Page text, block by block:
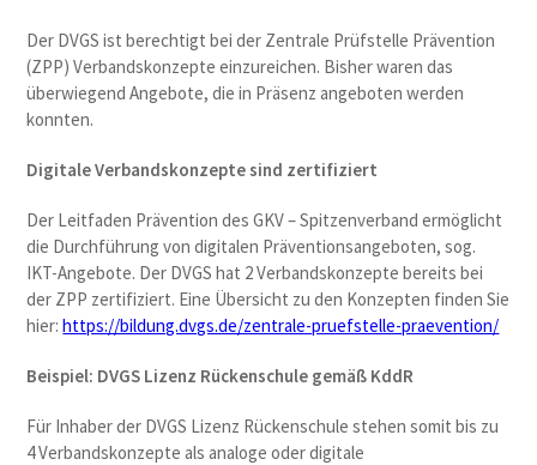
Der DVGS ist berechtigt bei der Zentrale Prüfstelle Prävention
(ZPP) Verbandskonzepte einzureichen. Bisher waren das
überwiegend Angebote, die in Präsenz angeboten werden
konnten.
Digitale Verbandskonzepte sind zertifiziert
Der Leitfaden Prävention des GKV – Spitzenverband ermöglicht
die Durchführung von digitalen Präventionsangeboten, sog.
IKT-Angebote. Der DVGS hat 2 Verbandskonzepte bereits bei
der ZPP zertifiziert. Eine Übersicht zu den Konzepten finden Sie
hier:https://bildung.dvgs.de/zentrale-pruefstelle-praevention/
Beispiel: DVGS Lizenz Rückenschule gemäß KddR
Für Inhaber der DVGS Lizenz Rückenschule stehen somit bis zu
4 Verbandskonzepte als analoge oder digitale